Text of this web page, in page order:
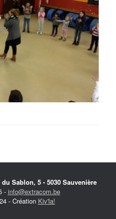
Sablon, 5 - 5030 Sauvenière
- info@extracom.be
- Création Kiv'la!